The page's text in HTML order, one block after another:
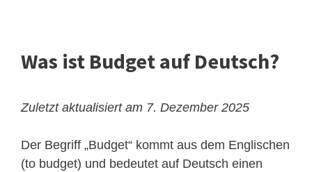
Was ist Budget auf Deutsch?
Zuletzt aktualisiert am 7. Dezember 2025
Der Begriff „Budget“ kommt aus dem Englischen
(to budget) und bedeutet auf Deutsch einen